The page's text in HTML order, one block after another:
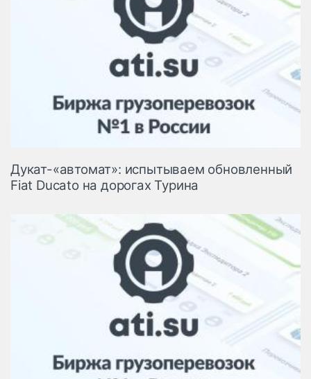
Дукат-«автомат»: испытываем обновленный
Fiat Ducato на дорогах Турина